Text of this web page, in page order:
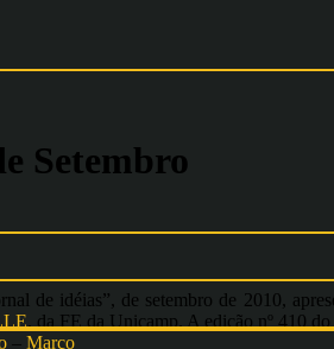
Setembro
de idéias”, de setembro de 2010,
, da FE da Unicamp. A edição nº 410
– Março